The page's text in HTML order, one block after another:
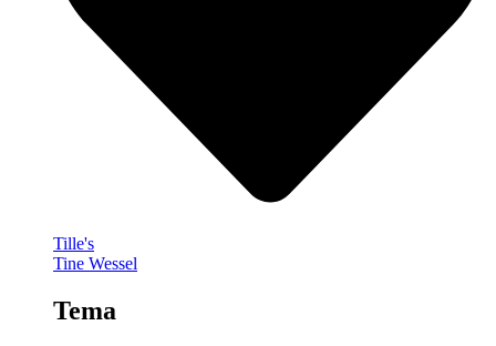
Tille's
Tine Wessel
Tema